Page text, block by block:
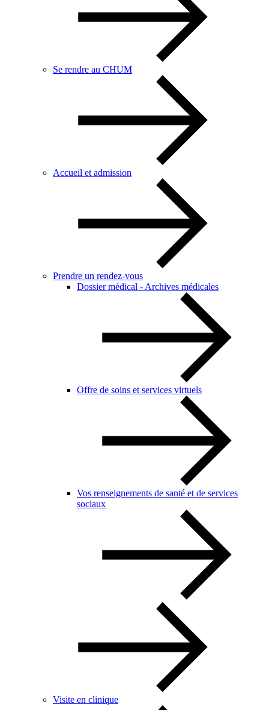
Se rendre au CHUM
Accueil et admission
Prendre un rendez-vous
Dossier médical - Archives médicales
Offre de soins et services virtuels
Vos renseignements de santé et de services
sociaux
Visite en clinique